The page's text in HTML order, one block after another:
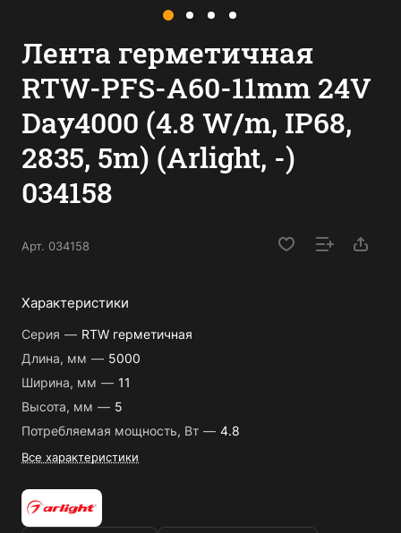
Лента герметичная
RTW-PFS-A60-11mm 24V
Day4000 (4.8 W/m, IP68,
2835, 5m) (Arlight, -)
034158
Арт. 034158
Характеристики
Серия — RTW герметичная
Длина, мм — 5000
Ширина, мм — 11
Высота, мм — 5
Потребляемая мощность, Вт — 4.8
Все характеристики